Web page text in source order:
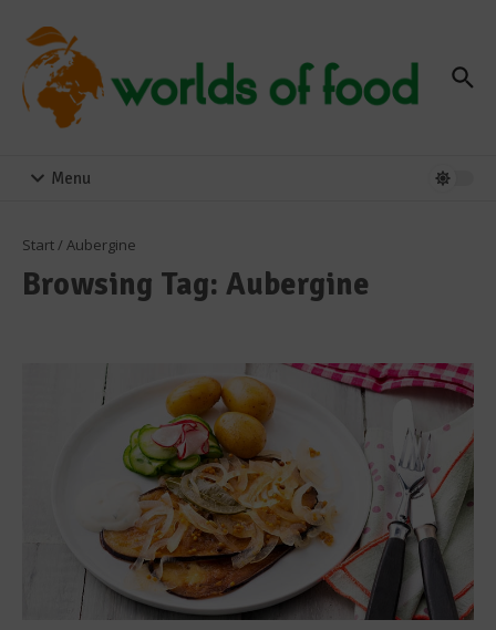
Menu
Start/ Aubergine
Browsing Tag: Aubergine